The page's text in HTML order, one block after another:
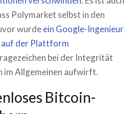
Polymarket selbst in den
wurdeein Google-Ingenieur
auf der Plattform
bei der Integrität
im Allgemeinen aufwirft.
Bitcoin-